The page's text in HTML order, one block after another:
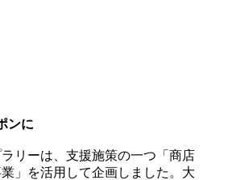
ンに
リーは、支援施策の一つ「商店
」を活用して企画しました。大